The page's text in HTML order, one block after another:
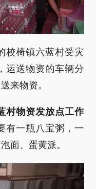
校椅镇六蓝村受灾
运送物资的车辆分
来物资。
村物资发放点工作
有一瓶八宝粥，一
面、蛋黄派。